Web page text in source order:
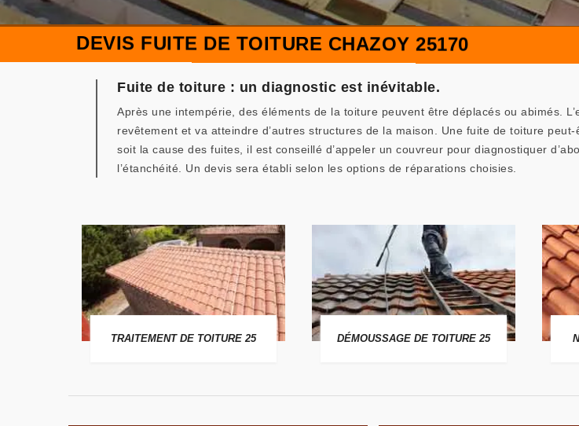
DEVIS FUITE DE TOITURE CHAZOY 25170
Fuite de toiture : un diagnostic est inévitable.
Après une intempérie, des éléments de la toiture peuvent être déplacés ou abimés.
revêtement et va atteindre d’autres structures de la maison. Une fuite de toiture
soit la cause des fuites, il est conseillé d’appeler un couvreur pour diagnostiquer
l’étanchéité. Un devis sera établi selon les options de réparations choisies.
TRAITEMENT DE TOITURE 25 DÉMOUSSAGE DE TOITURE 25